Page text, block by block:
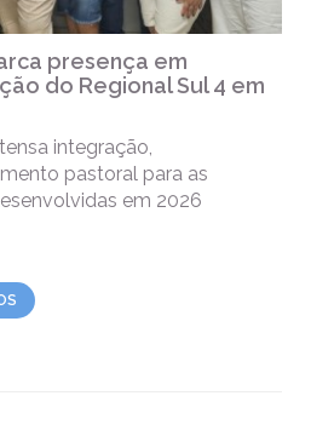
presença em
do Regional Sul 4 em
integração,
pastoral para as
em 2026